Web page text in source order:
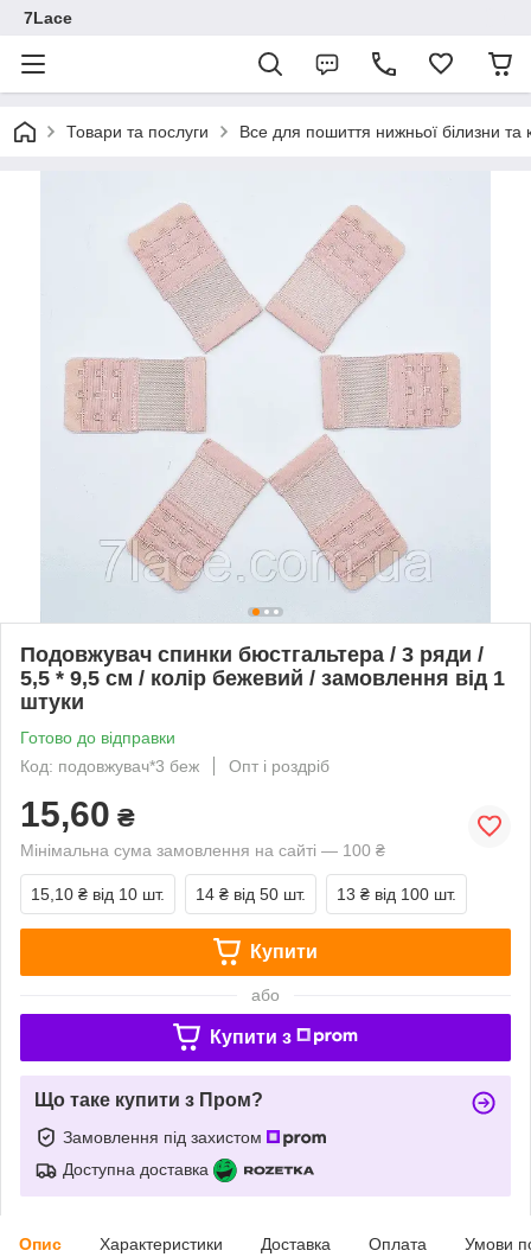
7Lace
Товари та послуги Все для пошиття нижньої білизни та
Подовжувач спинки бюстгальтера / 3 ряди /
5,5 * 9,5 см / колір бежевий / замовлення від 1
штуки
Готово до відправки
Код: подовжувач*3 беж
Опт і роздріб
15,60 ₴
Мінімальна сума замовлення на сайті — 100 ₴
15,10 ₴ від 10 шт. 14 ₴ від 50 шт. 13 ₴ від 100 шт.
Купити
або
Купити з
Що таке купити з Пром?
Замовлення під захистом
Доступна доставка
Опис Характеристики Доставка Оплата Умови